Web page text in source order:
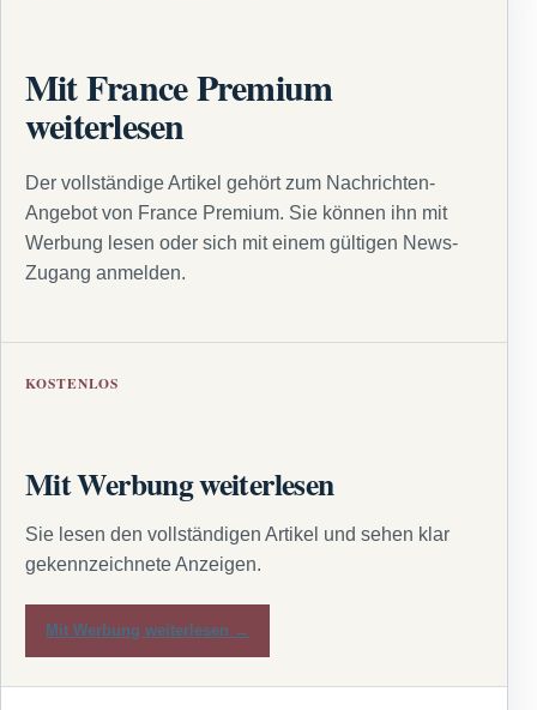
Mit France Premium
weiterlesen
Der vollständige Artikel gehört zum Nachrichten-
Angebot von France Premium. Sie können ihn mit
Werbung lesen oder sich mit einem gültigen News-
Zugang anmelden.
KOSTENLOS
Mit Werbung weiterlesen
Sie lesen den vollständigen Artikel und sehen klar
gekennzeichnete Anzeigen.
Mit Werbung weiterlesen →